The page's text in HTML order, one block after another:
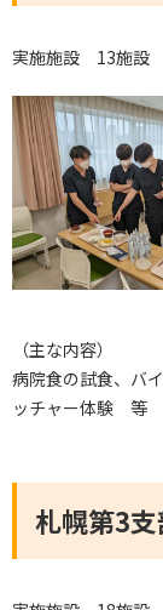
実施施設 13施設
（主な内容）
病院食の試食、バ
ッチャー体験 等
札幌第3